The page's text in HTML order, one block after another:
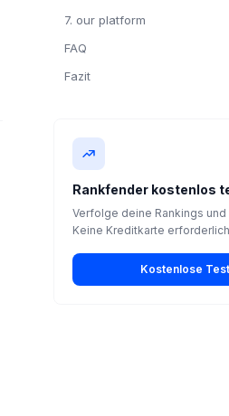
7. our platform
FAQ
Fazit
Rankfender kostenlos
Verfolge deine Rankings
Keine Kreditkarte
Kostenlose